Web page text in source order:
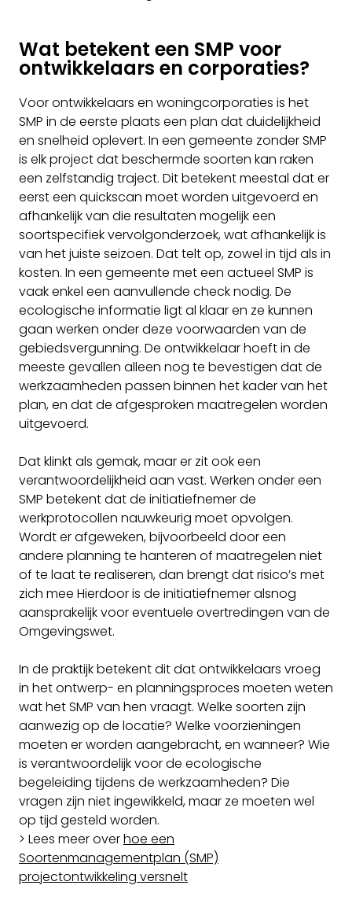
Wat betekent een SMP voor
ontwikkelaars en corporaties?
Voor ontwikkelaars en woningcorporaties is het
SMP in de eerste plaats een plan dat duidelijkheid
en snelheid oplevert. In een gemeente zonder SMP
is elk project dat beschermde soorten kan raken
een zelfstandig traject. Dit betekent meestal dat er
eerst een quickscan moet worden uitgevoerd en
afhankelijk van die resultaten mogelijk een
soortspecifiek vervolgonderzoek, wat afhankelijk is
van het juiste seizoen. Dat telt op, zowel in tijd als in
kosten. In een gemeente met een actueel SMP is
vaak enkel een aanvullende check nodig. De
ecologische informatie ligt al klaar en ze kunnen
gaan werken onder deze voorwaarden van de
gebiedsvergunning. De ontwikkelaar hoeft in de
meeste gevallen alleen nog te bevestigen dat de
werkzaamheden passen binnen het kader van het
plan, en dat de afgesproken maatregelen worden
uitgevoerd.
Dat klinkt als gemak, maar er zit ook een
verantwoordelijkheid aan vast. Werken onder een
SMP betekent dat de initiatiefnemer de
werkprotocollen nauwkeurig moet opvolgen.
Wordt er afgeweken, bijvoorbeeld door een
andere planning te hanteren of maatregelen niet
of te laat te realiseren, dan brengt dat risico’s met
zich mee Hierdoor is de initiatiefnemer alsnog
aansprakelijk voor eventuele overtredingen van de
Omgevingswet.
In de praktijk betekent dit dat ontwikkelaars vroeg
in het ontwerp- en planningsproces moeten weten
wat het SMP van hen vraagt. Welke soorten zijn
aanwezig op de locatie? Welke voorzieningen
moeten er worden aangebracht, en wanneer? Wie
is verantwoordelijk voor de ecologische
begeleiding tijdens de werkzaamheden? Die
vragen zijn niet ingewikkeld, maar ze moeten wel
op tijd gesteld worden.
> Lees meer overhoe een
Soortenmanagementplan (SMP)
projectontwikkeling versnelt